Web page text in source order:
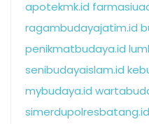
apotekmk.id
ragambudayajatim.id
penikmatbudaya.id
senibudayaislam.id
mybudaya.id
simerdupolresbatang.id